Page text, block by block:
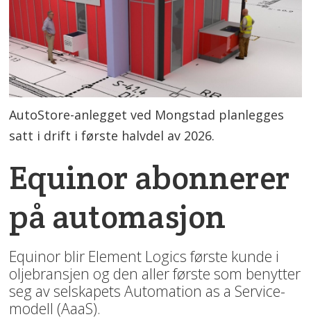
AutoStore-anlegget ved Mongstad planlegges
satt i drift i første halvdel av 2026.
Equinor abonnerer
på automasjon
Equinor blir Element Logics første kunde i
oljebransjen og den aller første som benytter
seg av selskapets Automation as a Service-
modell (AaaS).